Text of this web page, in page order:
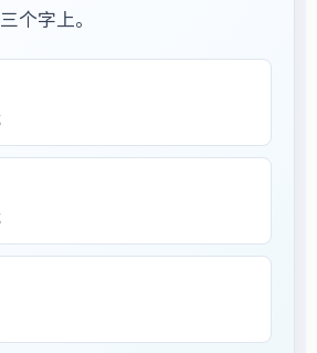
个字上。